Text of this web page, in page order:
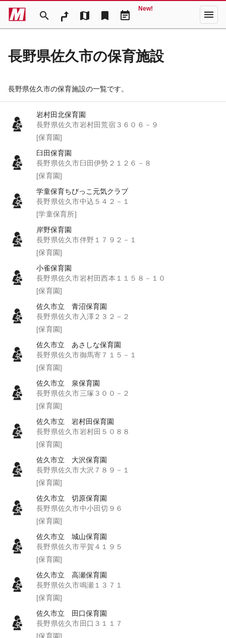
search map bookmark event_note
New! menu
長野県佐久市の保育施設
長野県佐久市の保育施設の一覧です。
岩村田北保育園
長野県佐久市岩村田荒宿３６０６－９
[保育園]
臼田保育園
長野県佐久市臼田伊勢２１２６－８
[保育園]
学童保育ちびっこ元気クラブ
長野県佐久市中込５４２－１
[学童保育所]
岸野保育園
長野県佐久市伴野１７９２－１
[保育園]
小雀保育園
長野県佐久市岩村田西本１１５８－１０
[保育園]
佐久市立 青沼保育園
長野県佐久市入澤２３２－２
[保育園]
佐久市立 あさしな保育園
長野県佐久市御馬寄７１５－１
[保育園]
佐久市立 泉保育園
長野県佐久市三塚３００－２
[保育園]
佐久市立 岩村田保育園
長野県佐久市岩村田５０８８
[保育園]
佐久市立 大沢保育園
長野県佐久市大沢７８９－１
[保育園]
佐久市立 切原保育園
長野県佐久市中小田切９６
[保育園]
佐久市立 城山保育園
長野県佐久市平賀４１９５
[保育園]
佐久市立 高瀬保育園
長野県佐久市鳴瀬１３７１
[保育園]
佐久市立 田口保育園
長野県佐久市田口３１１７
[保育園]